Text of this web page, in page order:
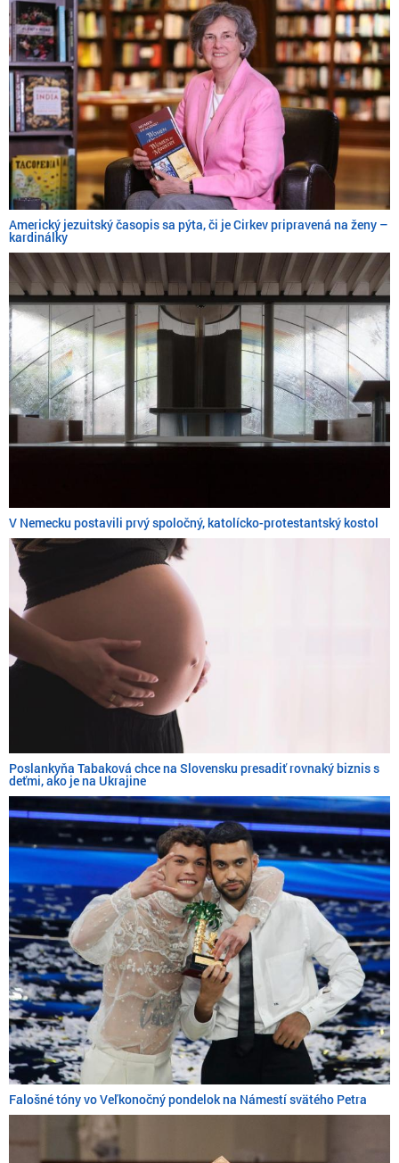
Americký jezuitský časopis sa pýta, či je Cirkev pripravená na ženy –
kardinálky
V Nemecku postavili prvý spoločný, katolícko-protestantský kostol
Poslankyňa Tabaková chce na Slovensku presadiť rovnaký biznis s
deťmi, ako je na Ukrajine
Falošné tóny vo Veľkonočný pondelok na Námestí svätého Petra